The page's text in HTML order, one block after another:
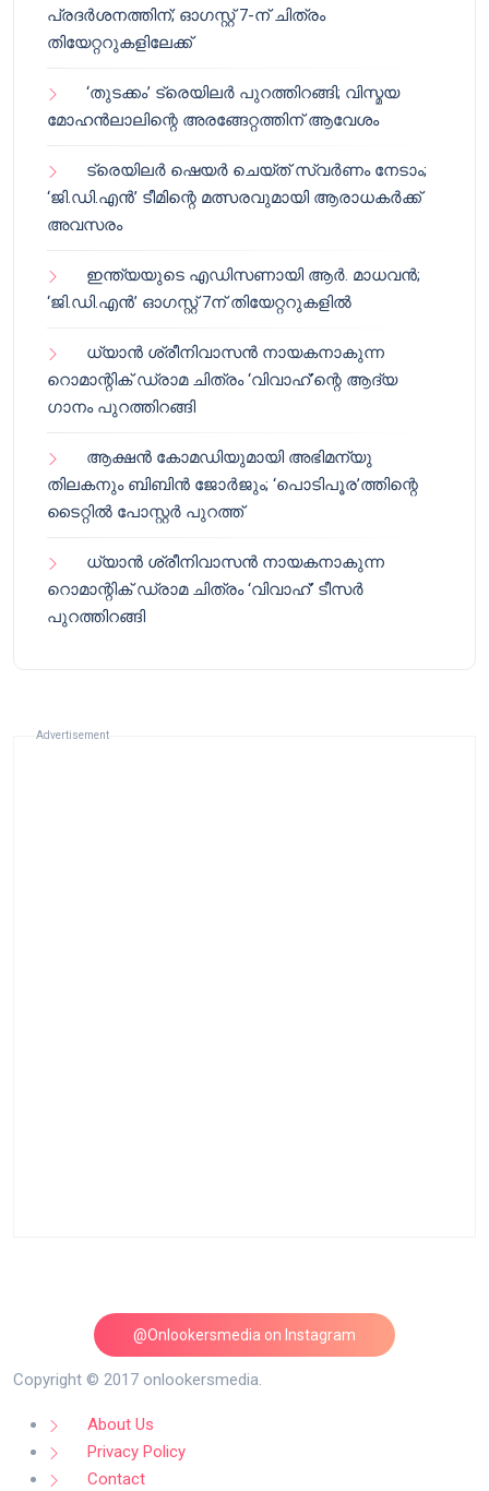
പ്രദർശനത്തിന്; ഓഗസ്റ്റ് 7-ന് ചിത്രം
തിയേറ്ററുകളിലേക്ക്
‘തുടക്കം’ ട്രെയിലർ പുറത്തിറങ്ങി; വിസ്മയ
മോഹൻലാലിന്റെ അരങ്ങേറ്റത്തിന് ആവേശം
ട്രെയിലർ ഷെയർ ചെയ്‌ത് സ്വർണം നേടാം;
‘ജി.ഡി.എൻ’ ടീമിന്റെ മത്സരവുമായി ആരാധകർക്ക്
അവസരം
ഇന്ത്യയുടെ എഡിസണായി ആർ. മാധവൻ;
‘ജി.ഡി.എൻ’ ഓഗസ്റ്റ് 7ന് തിയേറ്ററുകളിൽ
ധ്യാൻ ശ്രീനിവാസൻ നായകനാകുന്ന
റൊമാന്റിക് ഡ്രാമ ചിത്രം ‘വിവാഹ്’ന്റെ ആദ്യ
ഗാനം പുറത്തിറങ്ങി
ആക്ഷൻ കോമഡിയുമായി അഭിമന്യു
തിലകനും ബിബിൻ ജോർജും; ‘പൊടിപൂര’ത്തിന്റെ
ടൈറ്റിൽ പോസ്റ്റർ പുറത്ത്
ധ്യാൻ ശ്രീനിവാസൻ നായകനാകുന്ന
റൊമാന്റിക് ഡ്രാമ ചിത്രം ‘വിവാഹ്’ ടീസർ
പുറത്തിറങ്ങി
Advertisement
@Onlookersmedia on Instagram
Follow on Instagram
Copyright © 2017 onlookersmedia.
About Us
Privacy Policy
Contact